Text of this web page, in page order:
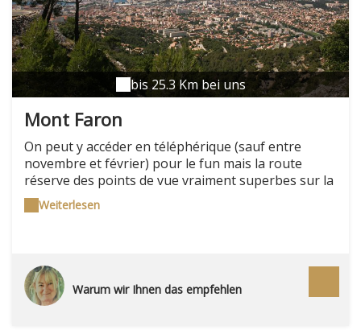
bis 25.3 Km bei uns
Mont Faron
On peut y accéder en téléphérique (sauf entre
novembre et février) pour le fun mais la route
réserve des points de vue vraiment superbes sur la
rade. Si ce sommet calcaire qui regarde Toulon du
haut des ses 584 m est incontournable, c'est tout à
et son mémorial du Débarquement en Provence
Weiterlesen
Warum wir Ihnen das empfehlen